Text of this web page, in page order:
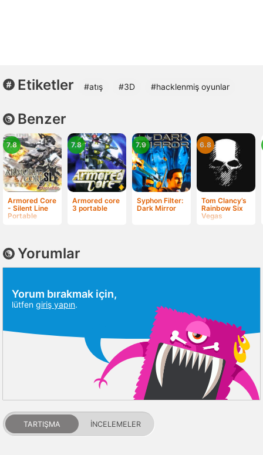
Etiketler #atış #3D #hacklenmiş oyunlar
Benzer
Armored Core
- Silent Line
Portable
7.8
Armored core
3 portable
7.8
Syphon Filter:
Dark Mirror
7.9
Tom Clancy’s
Rainbow Six
Vegas
6.8
Yorumlar
Yorum bırakmak için,
lütfen giriş yapın.
TARTIŞMA İNCELEMELER